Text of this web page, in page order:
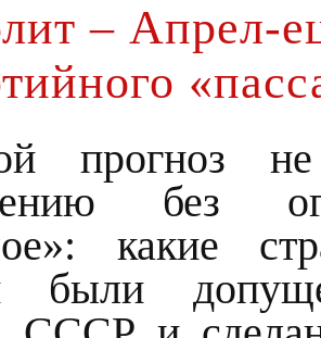
– Апрел-
прогноз не
без
какие
были